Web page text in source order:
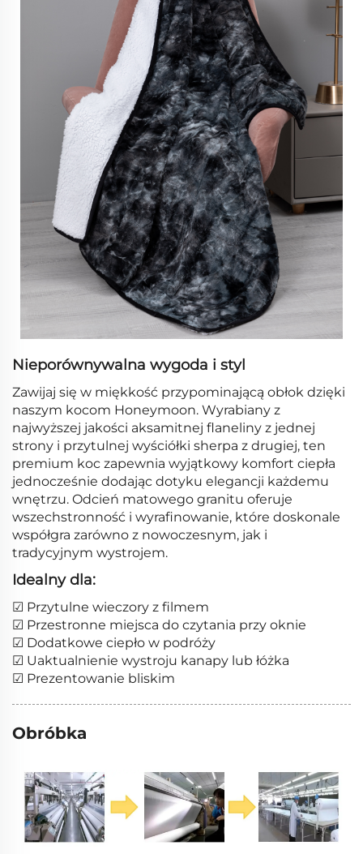
Nieporównywalna wygoda i styl
Zawijaj się w miękkość przypominającą obłok dzięki
naszym kocom Honeymoon. Wyrabiany z
najwyższej jakości aksamitnej flaneliny z jednej
strony i przytulnej wyściółki sherpa z drugiej, ten
premium koc zapewnia wyjątkowy komfort ciepła
jednocześnie dodając dotyku elegancji każdemu
wnętrzu. Odcień matowego granitu oferuje
wszechstronność i wyrafinowanie, które doskonale
współgra zarówno z nowoczesnym, jak i
tradycyjnym wystrojem.
Idealny dla:
☑ Przytulne wieczory z filmem
☑ Przestronne miejsca do czytania przy oknie
☑ Dodatkowe ciepło w podróży
☑ Uaktualnienie wystroju kanapy lub łóżka
☑ Prezentowanie bliskim
Obróbka